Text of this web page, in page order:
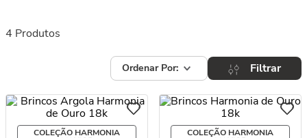
4 Produtos
Filtrar
COLEÇÃO HARMONIA COLEÇÃO HARMONIA